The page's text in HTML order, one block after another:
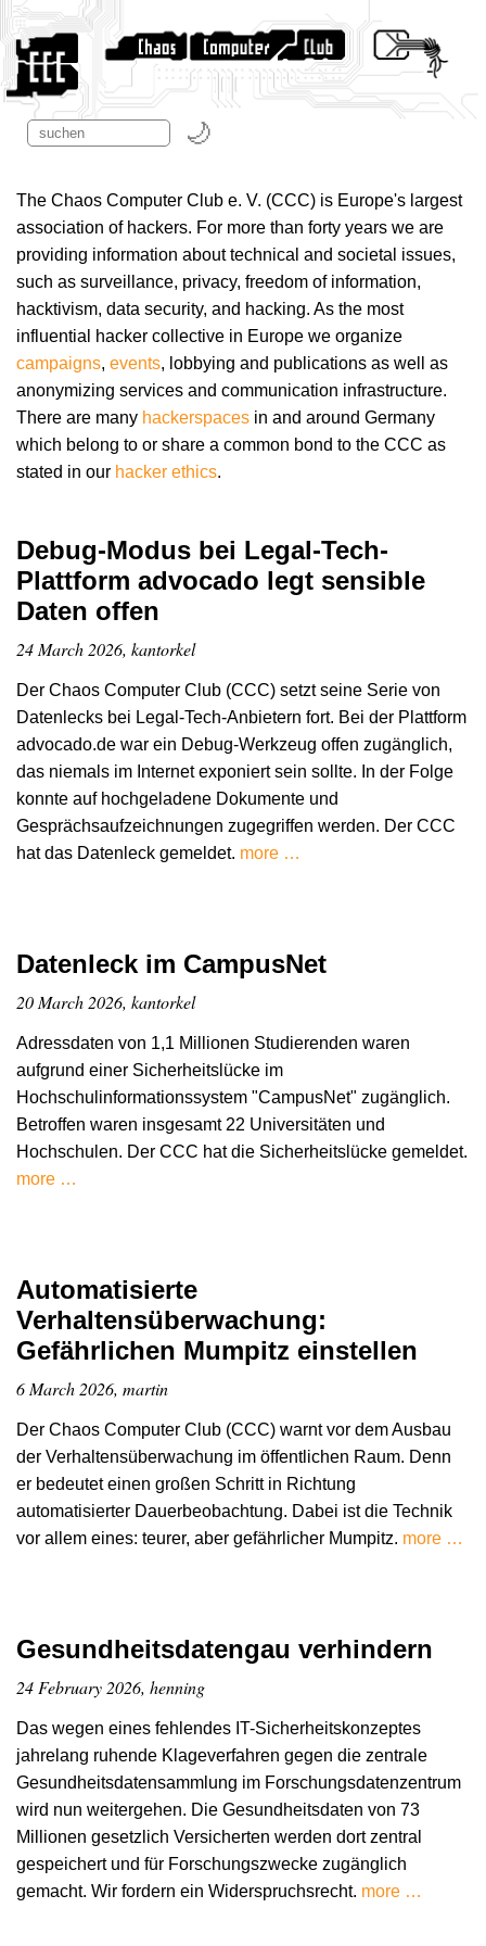
The Chaos Computer Club e. V. (CCC) is Europe's largest
association of hackers. For more than forty years we are
providing information about technical and societal issues,
such as surveillance, privacy, freedom of information,
hacktivism, data security, and hacking. As the most
influential hacker collective in Europe we organize
campaigns, events, lobbying and publications as well as
anonymizing services and communication infrastructure.
There are many hackerspaces in and around Germany
which belong to or share a common bond to the CCC as
stated in our hacker ethics.
Debug-Modus bei Legal-Tech-
Plattform advocado legt sensible
Daten offen
24 March 2026, kantorkel
Der Chaos Computer Club (CCC) setzt seine Serie von
Datenlecks bei Legal-Tech-Anbietern fort. Bei der Plattform
advocado.de war ein Debug-Werkzeug offen zugänglich,
das niemals im Internet exponiert sein sollte. In der Folge
konnte auf hochgeladene Dokumente und
Gesprächsaufzeichnungen zugegriffen werden. Der CCC
hat das Datenleck gemeldet. more …
Datenleck im CampusNet
20 March 2026, kantorkel
Adressdaten von 1,1 Millionen Studierenden waren
aufgrund einer Sicherheitslücke im
Hochschulinformationssystem "CampusNet" zugänglich.
Betroffen waren insgesamt 22 Universitäten und
Hochschulen. Der CCC hat die Sicherheitslücke gemeldet.
more …
Automatisierte
Verhaltensüberwachung:
Gefährlichen Mumpitz einstellen
6 March 2026, martin
Der Chaos Computer Club (CCC) warnt vor dem Ausbau
der Verhaltensüberwachung im öffentlichen Raum. Denn
er bedeutet einen großen Schritt in Richtung
automatisierter Dauerbeobachtung. Dabei ist die Technik
vor allem eines: teurer, aber gefährlicher Mumpitz. more …
Gesundheitsdatengau verhindern
24 February 2026, henning
Das wegen eines fehlendes IT-Sicherheitskonzeptes
jahrelang ruhende Klageverfahren gegen die zentrale
Gesundheitsdatensammlung im Forschungsdatenzentrum
wird nun weitergehen. Die Gesundheitsdaten von 73
Millionen gesetzlich Versicherten werden dort zentral
gespeichert und für Forschungszwecke zugänglich
gemacht. Wir fordern ein Widerspruchsrecht. more …